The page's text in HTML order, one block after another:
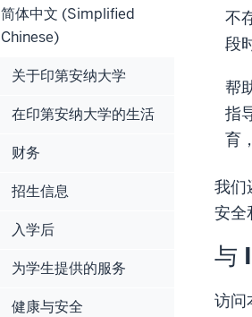
不
段
帮
指
育
我们
安全
与
访问
简体中文 (Simplified
Chinese)
关于印第安纳大学
在印第安纳大学的生活
财务
招生信息
入学后
为学生提供的服务
健康与安全